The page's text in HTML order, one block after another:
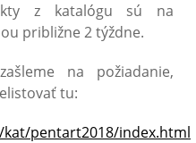
z katalógu sú na
približne 2 týždne.
na požiadanie,
tu:
pentart2018/index.html